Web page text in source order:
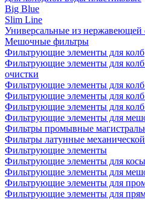
Big Blue
Slim Line
Универсальные из нержавеющей
Мешочные фильтры
Фильтрующие элементы для колб
Фильтрующие элементы для
очистки
Фильтрующие элементы для
Фильтрующие элементы для колб
Фильтрующие элементы для колб
Фильтрующие элементы для
Фильтры промывные
Фильтры латунные
Фильтрующие элементы
Фильтрующие элементы для
Фильтрующие элементы для
Фильтрующие элементы для
Фильтрующие элементы для